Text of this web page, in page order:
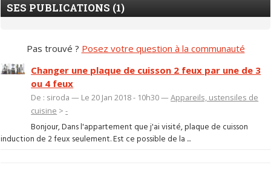
SES PUBLICATIONS (1)
Pas trouvé ? Posez votre question à la communauté
Changer une plaque de cuisson 2 feux par une de 3
ou 4 feux
De : siroda — Le 20 Jan 2018 - 10h30 —Appareils, ustensiles de
cuisine >-
Bonjour, Dans l'appartement que j'ai visité, plaque de cuisson
induction de 2 feux seulement. Est ce possible de la ...